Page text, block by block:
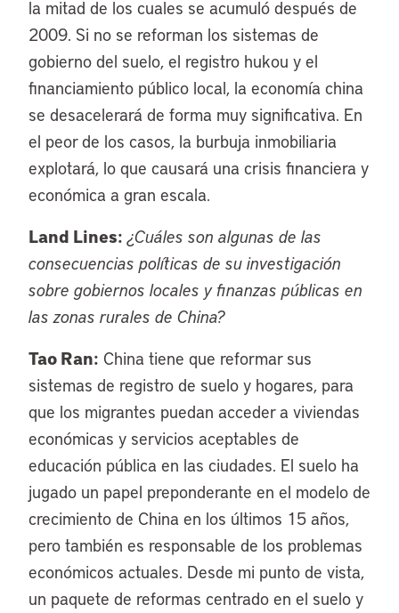
la mitad de los cuales se acumuló después de
2009. Si no se reforman los sistemas de
gobierno del suelo, el registro hukou y el
financiamiento público local, la economía china
se desacelerará de forma muy significativa. En
el peor de los casos, la burbuja inmobiliaria
explotará, lo que causará una crisis financiera y
económica a gran escala.
Land Lines: ¿Cuáles son algunas de las
consecuencias políticas de su investigación
sobre gobiernos locales y finanzas públicas en
las zonas rurales de China?
Tao Ran: China tiene que reformar sus
sistemas de registro de suelo y hogares, para
que los migrantes puedan acceder a viviendas
económicas y servicios aceptables de
educación pública en las ciudades. El suelo ha
jugado un papel preponderante en el modelo de
crecimiento de China en los últimos 15 años,
pero también es responsable de los problemas
económicos actuales. Desde mi punto de vista,
un paquete de reformas centrado en el suelo y